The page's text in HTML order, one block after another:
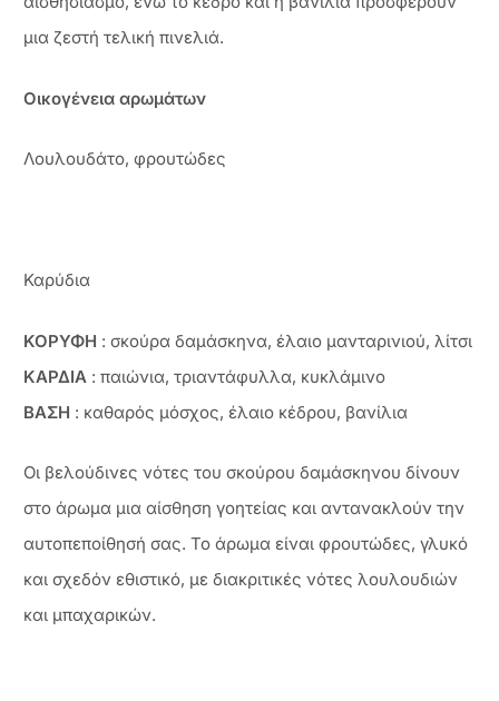
μια ζεστή τελική πινελιά.
Οικογένεια αρωμάτων
Λουλουδάτο, φρουτώδες
Καρύδια
ΚΟΡΥΦΗ : σκούρα δαμάσκηνα, έλαιο μανταρινιού, λίτσι
ΚΑΡΔΙΑ : παιώνια, τριαντάφυλλα, κυκλάμινο
ΒΑΣΗ : καθαρός μόσχος, έλαιο κέδρου, βανίλια
Οι βελούδινες νότες του σκούρου δαμάσκηνου δίνουν
στο άρωμα μια αίσθηση γοητείας και αντανακλούν την
αυτοπεποίθησή σας. Το άρωμα είναι φρουτώδες, γλυκό
και σχεδόν εθιστικό, με διακριτικές νότες λουλουδιών
και μπαχαρικών.